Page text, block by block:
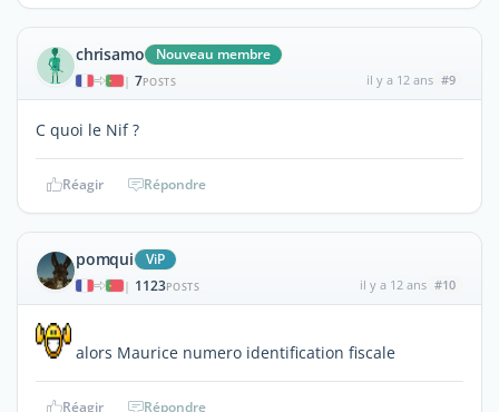
chrisamo Nouveau membre
| 7POSTS il y a 12 ans #9
C quoi le Nif ?
Réagir Répondre
pomqui ViP
| 1123POSTS il y a 12 ans #10
alors Maurice numero identification fiscale
Réagir Répondre